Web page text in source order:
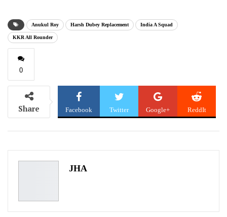
Anukul Roy Harsh Dubey Replacement India A Squad
KKR All Rounder
0
Share Facebook Twitter Google+ ReddIt
JHA